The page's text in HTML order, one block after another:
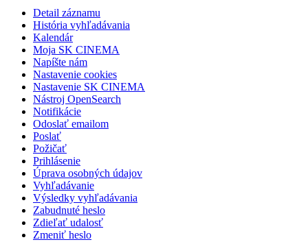
Detail záznamu
História vyhľadávania
Kalendár
Moja SK CINEMA
Napíšte nám
Nastavenie cookies
Nastavenie SK CINEMA
Nástroj OpenSearch
Notifikácie
Odoslať emailom
Poslať
Požičať
Prihlásenie
Úprava osobných údajov
Vyhľadávanie
Výsledky vyhľadávania
Zabudnuté heslo
Zdieľať udalosť
Zmeniť heslo